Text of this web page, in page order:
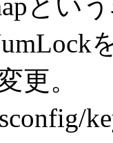
更。